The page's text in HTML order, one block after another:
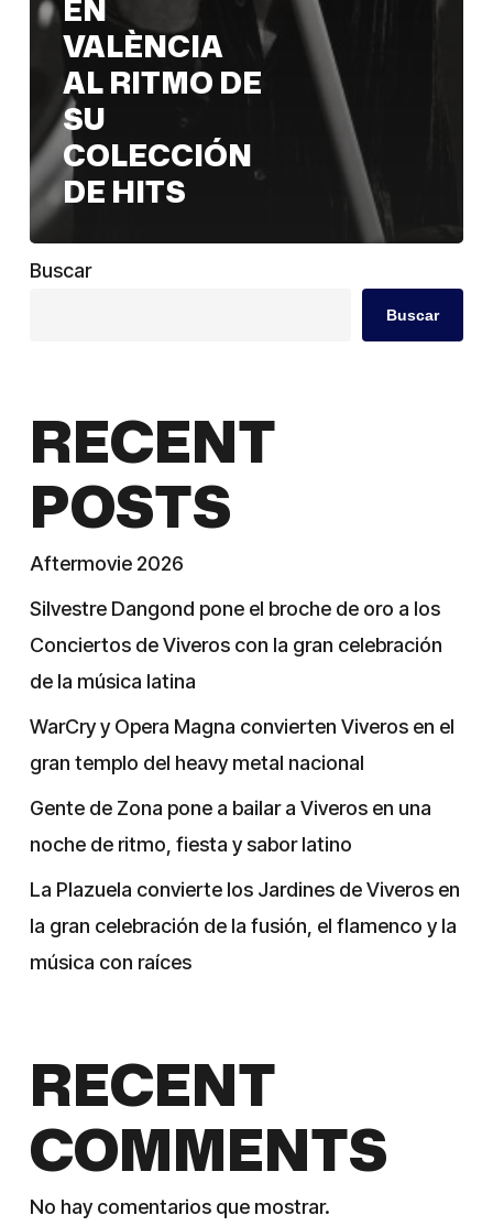
de EN
VALÈNCIA
AL RITMO DE
SU
COLECCIÓN
DE HITS
Buscar
Buscar
RECENT
POSTS
Aftermovie 2026
Silvestre Dangond pone el broche de oro a los
Conciertos de Viveros con la gran celebración
de la música latina
WarCry y Opera Magna convierten Viveros en el
gran templo del heavy metal nacional
Gente de Zona pone a bailar a Viveros en una
noche de ritmo, fiesta y sabor latino
La Plazuela convierte los Jardines de Viveros en
la gran celebración de la fusión, el flamenco y la
música con raíces
RECENT
COMMENTS
No hay comentarios que mostrar.